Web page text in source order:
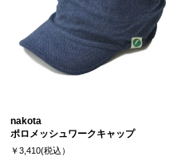
nakota
ポロメッシュワークキャップ
￥3,410(税込）